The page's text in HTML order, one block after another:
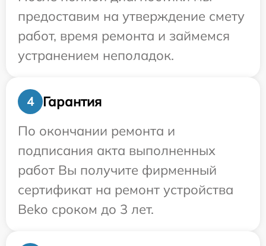
предоставим на утверждение смету
работ, время ремонта и займемся
устранением неполадок.
4
Гарантия
По окончании ремонта и
подписания акта выполненных
работ Вы получите фирменный
сертификат на ремонт устройства
Beko сроком до 3 лет.